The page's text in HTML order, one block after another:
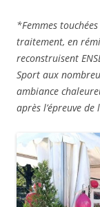
*Femmes
traitement, en
reconstruisent
Sport aux
ambiance
après l’épreuve de